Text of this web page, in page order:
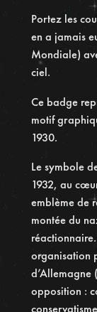
y
m
b
o
e
A
n
t
i
f
a
s
c
i
s
t
Portez les
en a jamais
Mondiale)
ciel.
Ce badge
motif
1930.
Le symbole
1932, au
emblème de
montée du
organisation
d’Allemagne
opposition :